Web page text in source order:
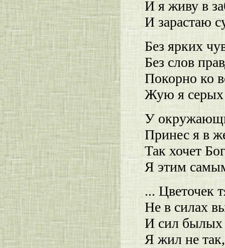
И я живу в
И зарастаю
Без ярких
Без слов
Покорно ко
Жую я
У
Принес я в
Так хочет
Я этим
... Цветочек
Не в силах
И сил былых
Я жил не